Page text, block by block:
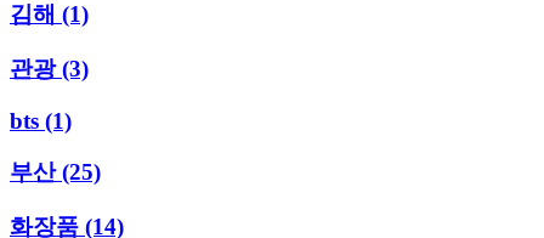
김해 (1)
관광(3)
bts (1)
부산(25)
화장품 (14)